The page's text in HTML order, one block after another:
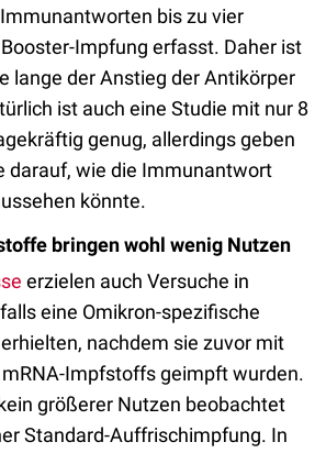
bis zu vier
Impfung erfasst. Daher ist
lange der Anstieg der Antikörper
ist auch eine Studie mit nur 8
genug, allerdings geben
darauf, wie die Immunantwort
könnte.
bringen wohl wenig Nutzen
erzielen auch Versuche in
eine Omikron-spezifische
nachdem sie zuvor mit
Impfstoffs geimpft wurden.
größerer Nutzen beobachtet
Standard-Auffrischimpfung. In